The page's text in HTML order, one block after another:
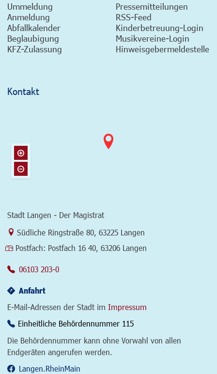
Ummeldung
Anmeldung
Abfallkalender
Beglaubigung
KFZ-Zulassung
Pressemitteilungen
RSS-Feed
Kinderbetreuung-Login
Musikvereine-Login
Hinweisgebermeldestelle
Kontakt
Stadt Langen - Der Magistrat
Link zur Google-Maps Navigation
Südliche Ringstraße 80 63225 Langen
Postfach: Postfach 16 40, 63206 Langen
06103 203-0
Anfahrt
E-Mail-Adressen der Stadt im Impressum
Einheitliche Behördennummer 115
Die Behördennummer kann ohne Vorwahl von allen
Endgeräten angerufen werden.
Langen.RheinMain